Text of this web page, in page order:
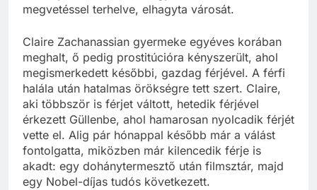
megvetéssel terhelve, elhagyta városát.
Claire Zachanassian gyermeke egyéves korában
meghalt, ő pedig prostitúcióra kényszerült, ahol
megismerkedett későbbi, gazdag férjével. A férfi
halála után hatalmas örökségre tett szert. Claire,
aki többször is férjet váltott, hetedik férjével
érkezett Güllenbe, ahol hamarosan nyolcadik férjét
vette el. Alig pár hónappal később már a válást
fontolgatta, miközben már kilencedik férje is
akadt: egy dohánytermesztő után filmsztár, majd
egy Nobel-díjas tudós következett.